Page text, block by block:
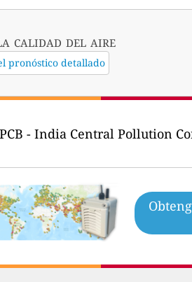
calidad del aire
pronóstico detallado
- India Central Pollution